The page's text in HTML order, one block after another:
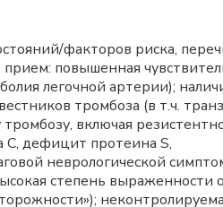
факторов риска,
повышенная
легочной артерии);
тромбоза (в т.ч.
включая
дефицит протеина S,
неврологической
степень выраженности